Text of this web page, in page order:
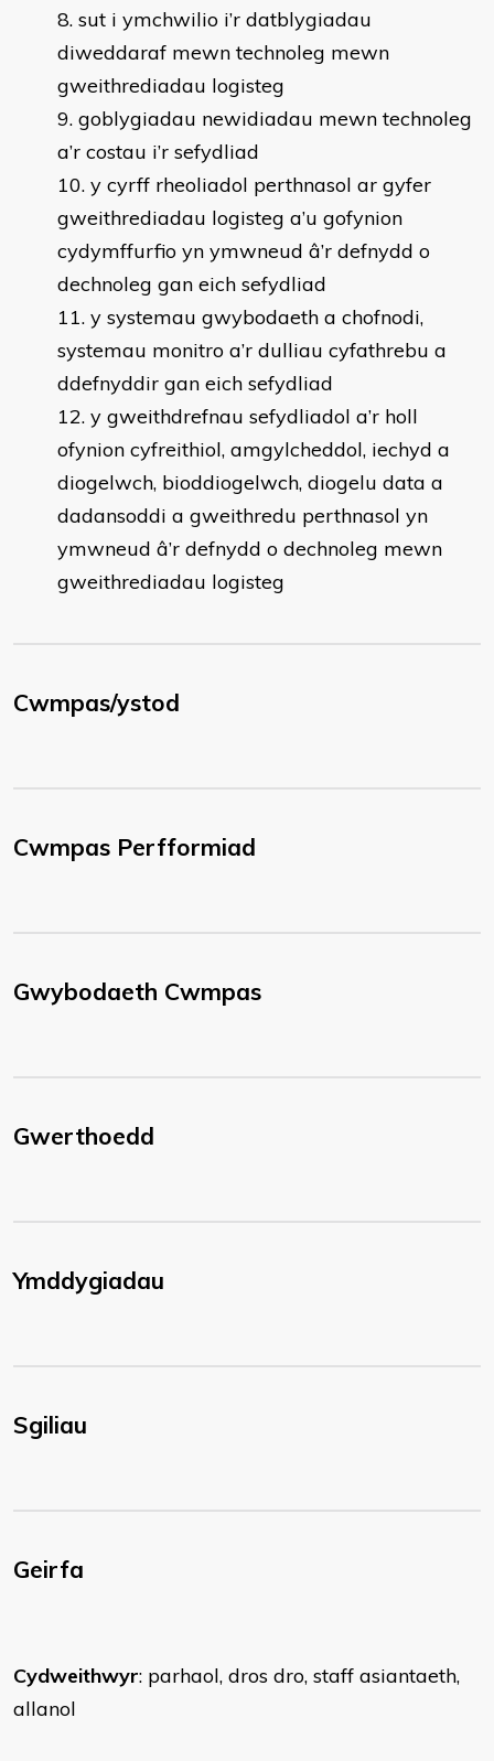
sut i ymchwilio i’r datblygiadau
diweddaraf mewn technoleg mewn
gweithrediadau logisteg
goblygiadau newidiadau mewn technoleg
a’r costau i’r sefydliad
y cyrff rheoliadol perthnasol ar gyfer
gweithrediadau logisteg a’u gofynion
cydymffurfio yn ymwneud â’r defnydd o
dechnoleg gan eich sefydliad
y systemau gwybodaeth a chofnodi,
systemau monitro a’r dulliau cyfathrebu a
ddefnyddir gan eich sefydliad
y gweithdrefnau sefydliadol a’r holl
ofynion cyfreithiol, amgylcheddol, iechyd a
diogelwch, bioddiogelwch, diogelu data a
dadansoddi a gweithredu perthnasol yn
ymwneud â’r defnydd o dechnoleg mewn
gweithrediadau logisteg
Cwmpas/ystod
Cwmpas Perfformiad
Gwybodaeth Cwmpas
Gwerthoedd
Ymddygiadau
Sgiliau
Geirfa
Cydweithwyr: parhaol, dros dro, staff asiantaeth,
allanol